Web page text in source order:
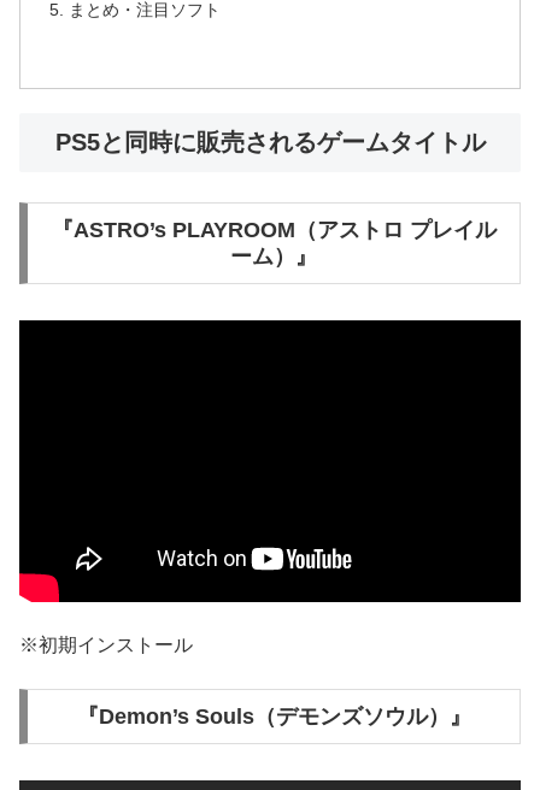
まとめ・注目ソフト
PS5と同時に販売されるゲームタイトル
『ASTRO’s PLAYROOM（アストロ プレイル
ーム）』
※初期インストール
『Demon’s Souls（デモンズソウル）』